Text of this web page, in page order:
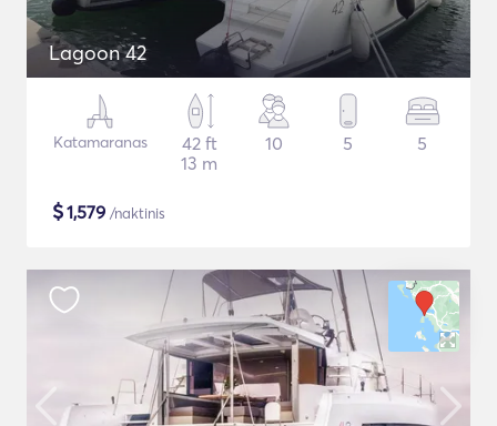
Lagoon 42
Katamaranas
42 ft
13 m
10 5 5
$1,579 /naktinis